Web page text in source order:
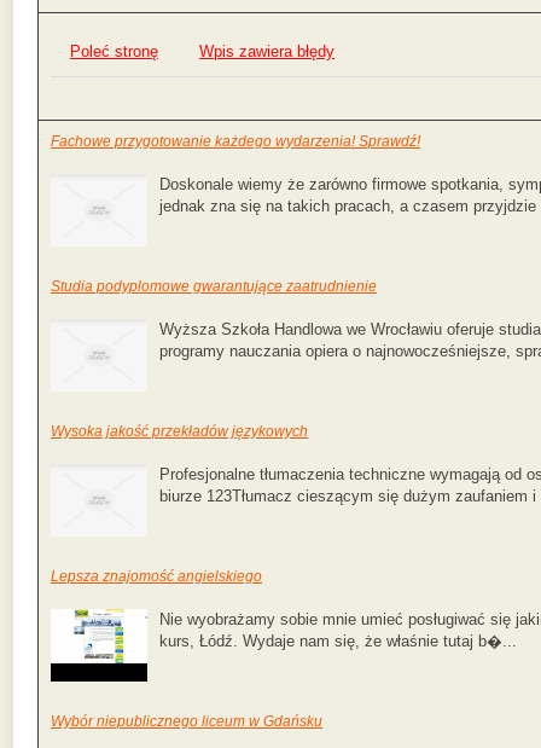
Poleć stronę Wpis zawiera błędy
Fachowe przygotowanie każdego wydarzenia! Sprawdź!
Doskonale wiemy że zarówno firmowe spotkania,
jednak zna się na takich pracach, a czasem
Studia podyplomowe gwarantujące zaatrudnienie
Wyższa Szkoła Handlowa we Wrocławiu oferuje
programy nauczania opiera o najnowocześniejsze,
Wysoka jakość przekładów językowych
Profesjonalne tłumaczenia techniczne wymagają od
biurze 123Tłumacz cieszącym się dużym zaufaniem
Lepsza znajomość angielskiego
Nie wyobrażamy sobie mnie umieć posługiwać się
kurs, Łódź. Wydaje nam się, że właśnie tutaj b�...
Wybór niepublicznego liceum w Gdańsku